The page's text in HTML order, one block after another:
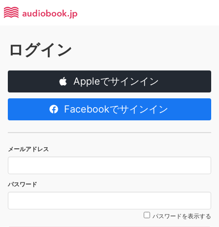
ログイン
Appleでサインイン
Facebookでサインイン
メールアドレス
パスワード
パスワードを表示する